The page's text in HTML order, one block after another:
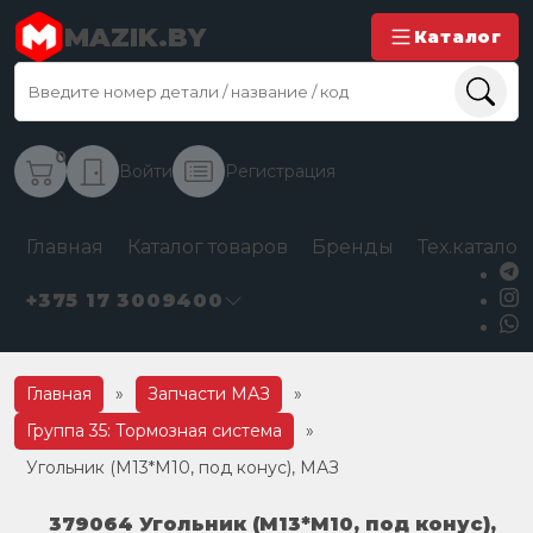
MAZIK.BY Каталог
0
Войти Регистрация
Главная Каталог товаров Бренды
+375 17 3009400
Главная » Запчасти МАЗ
»
Группа 35: Тормозная система
»
Угольник (М13*М10, под конус), МАЗ
379064 Угольник (М13*М10, под конус),